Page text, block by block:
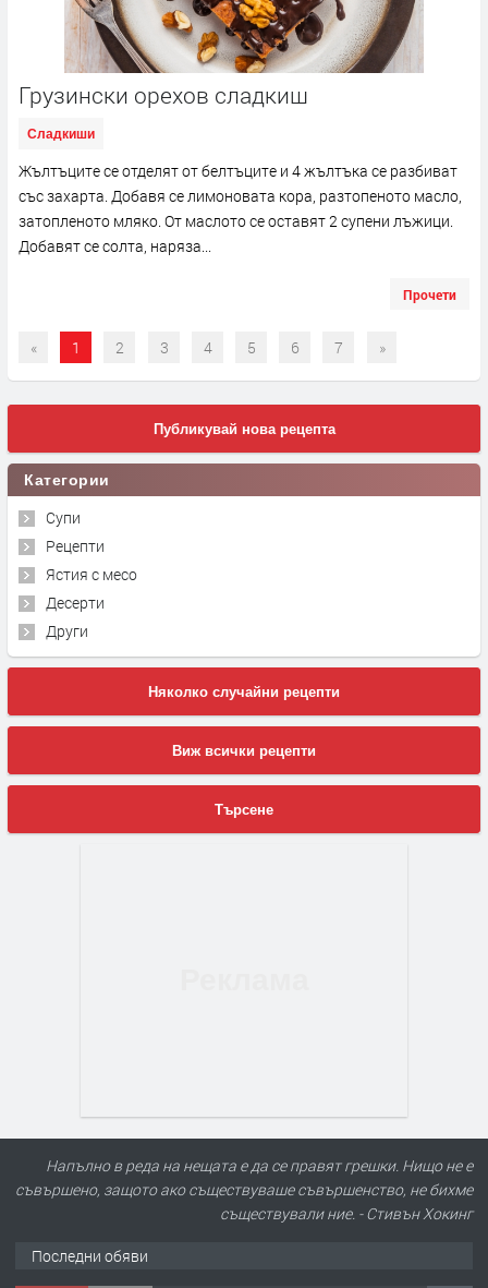
Грузински орехов сладкиш
Сладкиши
Жълтъците се отделят от белтъците и 4 жълтъка се разбиват
със захарта. Добавя се лимоновата кора, разтопеното масло,
затопленото мляко. От маслото се оставят 2 супени лъжици.
Добавят се солта, наряза...
Прочети
« 1 2 3 4 5 6 7 »
Публикувай нова рецепта
Категории
Супи
Рецепти
Ястия с месо
Десерти
Други
Няколко случайни рецепти
Виж всички рецепти
Търсене
Напълно в реда на нещата е да се правят грешки. Нищо не е
съвършено, защото ако съществуваше съвършенство, не бихме
съществували ние. - Стивън Хокинг
Последни обяви